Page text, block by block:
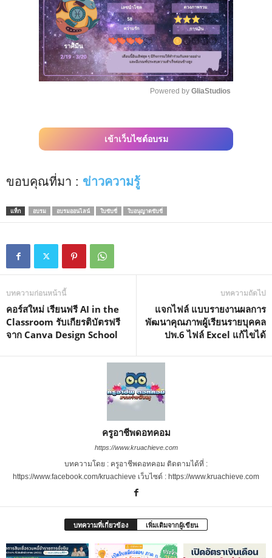
u
e
Powered by GliaStudios
เข้าเว็บไซต์อบรม
ขอบคุณที่มา : ข่าวความรู้
แท็ก อบรม อบรมออนไลน์ ใบขับขี่ ใบอนุญาตขับขี่
บทความก่อนหน้านี้
คอร์สใหม่ เรียนฟรี AI in the
Classroom รับเกียรติบัตรฟรี
จาก Canva Design School
บทความถัดไป
แจกไฟล์ แบบรายงานผลการ
พัฒนาคุณภาพผู้เรียนรายบุคคล
ปพ.6 ไฟล์ Excel แก้ไขได้
ครูอาชีพดอทคอม
https://www.kruachieve.com
บทความโดย : ครูอาชีพดอทคอม ติดตามได้ที่ :
https://www.facebook.com/kruachieve เว็บไซต์ : https://www.kruachieve.com
บทความที่เกี่ยวข้อง เพิ่มเติมจากผู้เขียน